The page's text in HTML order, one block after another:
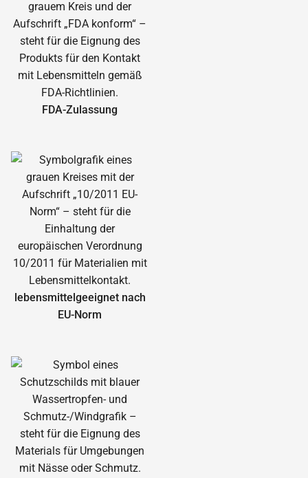
FDA-Zulassung
lebensmittelgeeignet nach
EU-Norm